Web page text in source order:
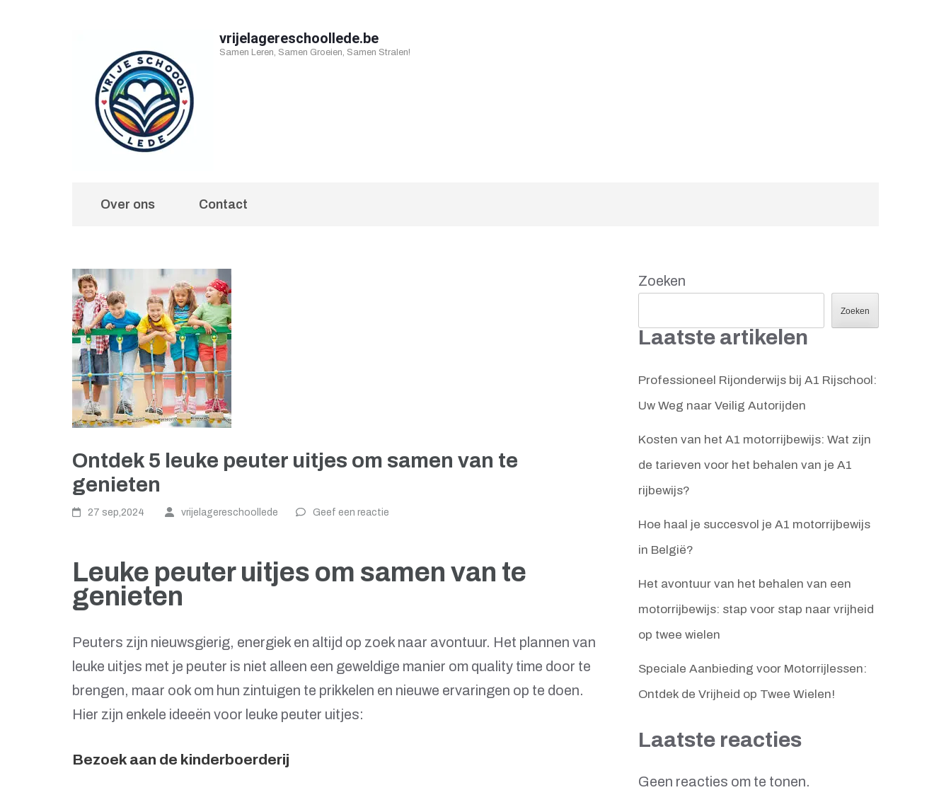
vrijelagereschoollede.be
Samen Leren, Samen Groeien, Samen Stralen!
Over ons Contact
Ontdek 5 leuke peuter uitjes om samen van te
genieten
27 sep,2024 vrijelagereschoollede Geef een reactie
Leuke peuter uitjes om samen van te
genieten
Peuters zijn nieuwsgierig, energiek en altijd op zoek naar avontuur. Het plannen van
leuke uitjes met je peuter is niet alleen een geweldige manier om quality time door te
brengen, maar ook om hun zintuigen te prikkelen en nieuwe ervaringen op te doen.
Hier zijn enkele ideeën voor leuke peuter uitjes:
Bezoek aan de kinderboerderij
Zoeken
Zoeken
Laatste artikelen
Professioneel Rijonderwijs bij A1 Rijschool:
Uw Weg naar Veilig Autorijden
Kosten van het A1 motorrijbewijs: Wat zijn
de tarieven voor het behalen van je A1
rijbewijs?
Hoe haal je succesvol je A1 motorrijbewijs
in België?
Het avontuur van het behalen van een
motorrijbewijs: stap voor stap naar vrijheid
op twee wielen
Speciale Aanbieding voor Motorrijlessen:
Ontdek de Vrijheid op Twee Wielen!
Laatste reacties
Geen reacties om te tonen.